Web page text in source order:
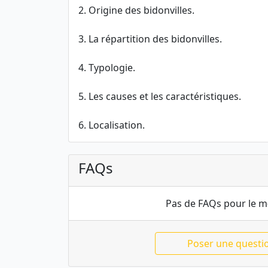
2. Origine des bidonvilles.
3. La répartition des bidonvilles.
4. Typologie.
5. Les causes et les caractéristiques.
6. Localisation.
FAQs
Pas de FAQs pour le
Poser une